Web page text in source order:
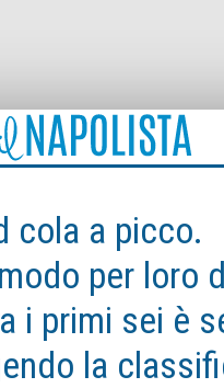
cola a picco.
per loro
i primi sei è
la